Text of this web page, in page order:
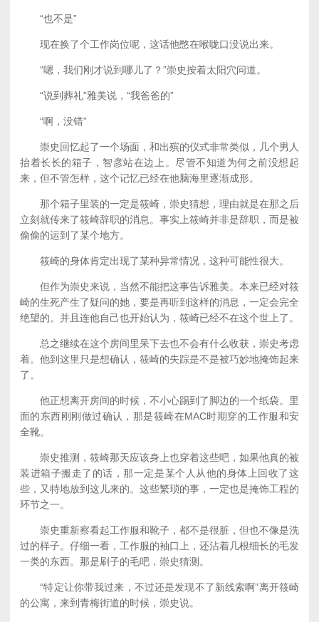
“也不是”
现在换了个工作岗位呢，这话他憋在喉咙口没说出来。
“嗯，我们刚才说到哪儿了？”崇史按着太阳穴问道。
“说到葬礼”雅美说，“我爸爸的”
“啊，没错”
崇史回忆起了一个场面，和出殡的仪式非常类似，几个男人
抬着长长的箱子，智彦站在边上。尽管不知道为何之前没想起
来，但不管怎样，这个记忆已经在他脑海里逐渐成形。
那个箱子里装的一定是筱崎，崇史猜想，理由就是在那之后
立刻就传来了筱崎辞职的消息。事实上筱崎并非是辞职，而是被
偷偷的运到了某个地方。
筱崎的身体肯定出现了某种异常情况，这种可能性很大。
但作为崇史来说，当然不能把这事告诉雅美。本来已经对筱
崎的生死产生了疑问的她，要是再听到这样的消息，一定会完全
绝望的。并且连他自己也开始认为，筱崎已经不在这个世上了。
总之继续在这个房间里呆下去也不会有什么收获，崇史考虑
着。他到这里只是想确认，筱崎的失踪是不是被巧妙地掩饰起来
了。
他正想离开房间的时候，不小心踢到了脚边的一个纸袋。里
面的东西刚刚做过确认，那是筱崎在MAC时期穿的工作服和安
全靴。
崇史推测，筱崎那天应该身上也穿着这些吧，如果他真的被
装进箱子搬走了的话，那一定是某个人从他的身体上回收了这
些，又特地放到这儿来的。这些繁琐的事，一定也是掩饰工程的
环节之一。
崇史重新察看起工作服和靴子，都不是很脏，但也不像是洗
过的样子。仔细一看，工作服的袖口上，还沾着几根细长的毛发
一类的东西。那是刷子的毛吧，崇史猜测。
“特定让你带我过来，不过还是发现不了新线索啊”离开筱崎
的公寓，来到青梅街道的时候，崇史说。